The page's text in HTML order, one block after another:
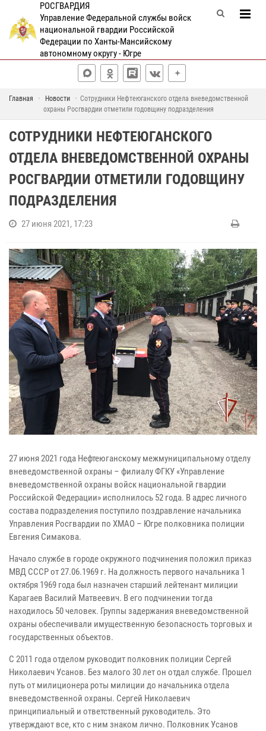
РОСГВАРДИЯ
Управление Федеральной службы войск
национальной гвардии Российской
Федерации по Ханты-Мансийскому
автономному округу - Югре
Главная Новости
Сотрудники Нефтеюганского отдела вневедомственной
охраны Росгвардии отметили годовщину подразделения
СОТРУДНИКИ НЕФТЕЮГАНСКОГО
ОТДЕЛА ВНЕВЕДОМСТВЕННОЙ ОХРАНЫ
РОСГВАРДИИ ОТМЕТИЛИ ГОДОВЩИНУ
ПОДРАЗДЕЛЕНИЯ
27 июня 2021, 17:23
27 июня 2021 года Нефтеюганскому межмуниципальному отделу
вневедомственной охраны – филиалу ФГКУ «Управление
вневедомственной охраны войск национальной гвардии
Российской Федерации» исполнилось 52 года. В адрес личного
состава подразделения поступило поздравление начальника
Управления Росгвардии по ХМАО – Югре полковника полиции
Евгения Симакова.
Начало службе в городе окружного подчинения положил приказ
МВД СССР от 27.06.1969 г. На должность первого начальника 1
октября 1969 года был назначен старший лейтенант милиции
Карагаев Василий Матвеевич. В его подчинении тогда
находилось 50 человек. Группы задержания вневедомственной
охраны обеспечивали имущественную безопасность торговых и
государственных объектов.
С 2011 года отделом руководит полковник полиции Сергей
Николаевич Усанов. Без малого 30 лет он отдал службе. Прошел
путь от милиционера роты милиции до начальника отдела
вневедомственной охраны. Сергей Николаевич
принципиальный и ответственный руководитель. Это
утверждают все, кто с ним знаком лично. Полковник Усанов